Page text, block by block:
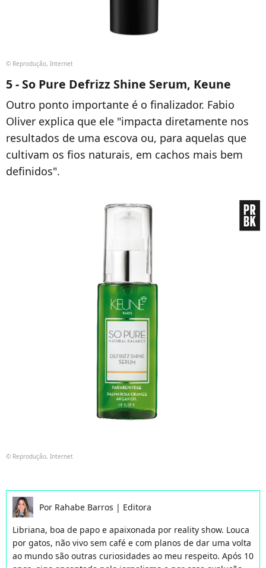
© Reprodução, Internet
5 - So Pure Defrizz Shine Serum, Keune
Outro ponto importante é o finalizador. Fabio
Oliver explica que ele "impacta diretamente nos
resultados de uma escova ou, para aquelas que
cultivam os fios naturais, em cachos mais bem
definidos".
© Reprodução, Internet
Por Rahabe Barros | Editora
Libriana, boa de papo e apaixonada por reality show. Louca
por gatos, não vivo sem café e com planos de dar uma volta
ao mundo são outras curiosidades ao meu respeito. Após 10